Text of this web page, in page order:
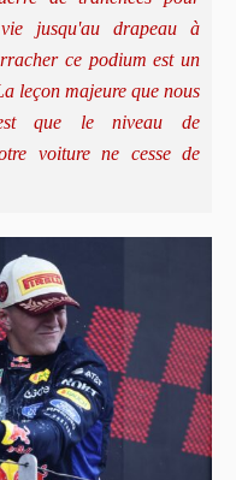
jusqu'au drapeau à
ce podium est un
leçon majeure que nous
que le niveau de
voiture ne cesse de